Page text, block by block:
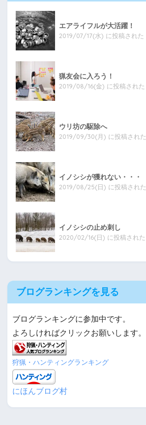
エアライフルが大活躍！
2019/07/17(水) に投稿された
猟友会に入ろう！
2019/08/16(金) に投稿された
ウリ坊の駆除へ
2019/09/30(月) に投稿された
イノシシが獲れない・・・
2019/08/25(日) に投稿された
イノシシの止め刺し
2020/02/16(日) に投稿された
ブログランキングを見る
ブログランキングに参加中です。
よろしければクリックお願いします。
狩猟・ハンティングランキング
にほんブログ村